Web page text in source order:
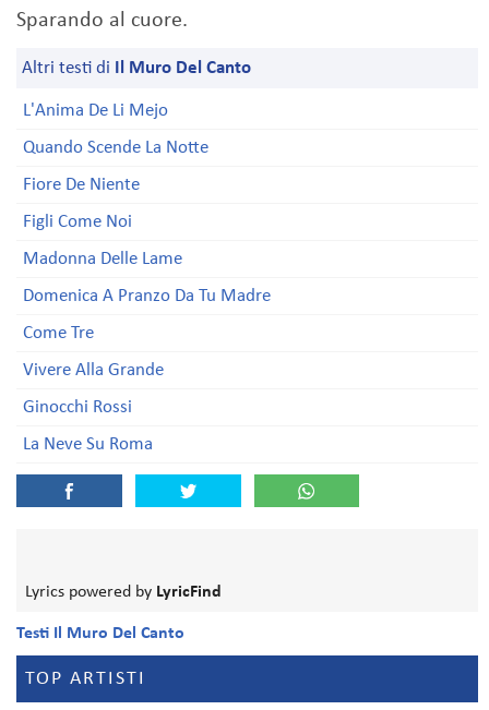
Sparando al cuore.
Altri testi di Il Muro Del Canto
L'Anima De Li Mejo
Quando Scende La Notte
Fiore De Niente
Figli Come Noi
Madonna Delle Lame
Domenica A Pranzo Da Tu Madre
Come Tre
Vivere Alla Grande
Ginocchi Rossi
La Neve Su Roma
Lyrics powered by LyricFind
Testi Il Muro Del Canto
TOP ARTISTI